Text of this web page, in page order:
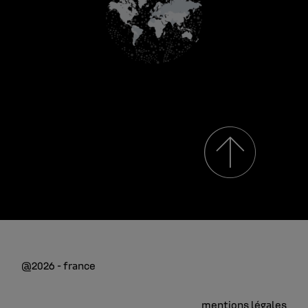
@2026 - france
mentions légales